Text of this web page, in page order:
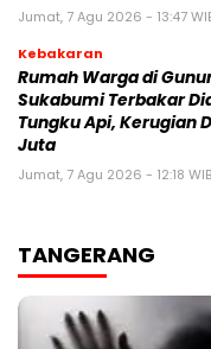
Jumat, 7 Agu 2026 - 13:47
Kebakaran
‎Rumah Warga di
Sukabumi Terbakar
Tungku Api, Kerugian
Juta
Jumat, 7 Agu 2026 - 12:18 WIB
TANGERANG